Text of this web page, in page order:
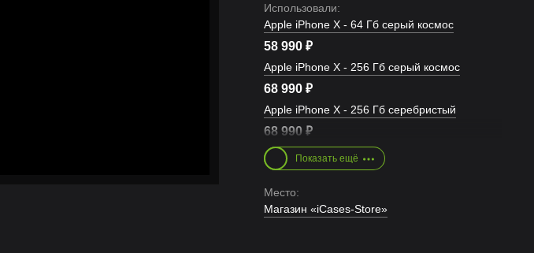
Использовали:
Apple iPhone X - 64 Гб серый космос
58 990 ₽
Apple iPhone X - 256 Гб серый космос
68 990 ₽
Apple iPhone X - 256 Гб серебристый
68 990 ₽
Apple iPhone X - 64 Гб серебристый
58 990₽
Показать ещё
Место:
Магазин «iCases-Store»